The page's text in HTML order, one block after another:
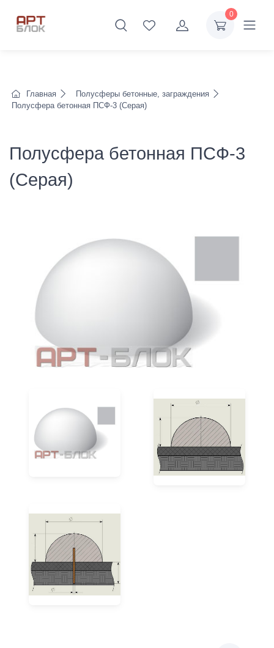
0
Главная
Полусферы бетонные, заграждения
Полусфера бетонная ПСФ-3 (Серая)
Полусфера бетонная ПСФ-3
(Серая)